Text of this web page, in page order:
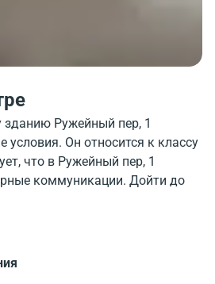
зданию Ружейный пер, 1
Он относится к классу
что в Ружейный пер, 1
коммуникации. Дойти до
от метро Смоленская
На фото, показано как
здание Ruzheyny 1. С
расположен в одном районе
Ружейный пер, 1 можно